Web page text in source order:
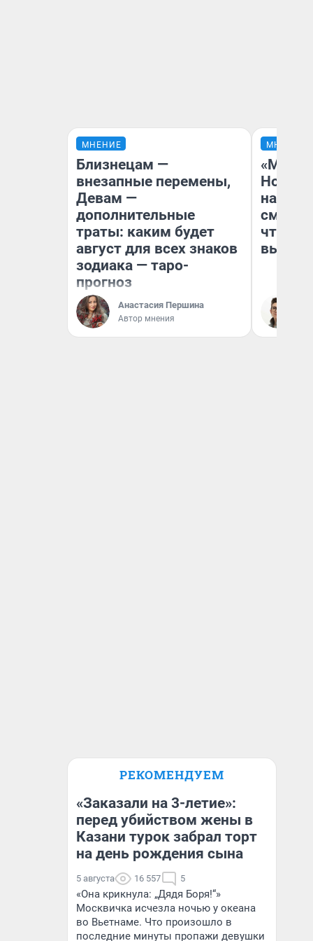
МНЕНИЕ
Близнецам —
внезапные перемены,
Девам —
дополнительные
траты: каким будет
август для всех знаков
зодиака — таро-
прогноз
Анастасия Першина
Автор мнения
МНЕНИЕ
«Мы
чтобы
РЕКОМЕНДУЕМ
«Заказали на 3-летие»:
перед убийством жены в
Казани турок забрал торт
на день рождения сына
5 августа 16 557 5
«Она крикнула: „Дядя Боря!“»
Москвичка исчезла ночью у океана
во Вьетнаме. Что произошло в
последние минуты пропажи девушки